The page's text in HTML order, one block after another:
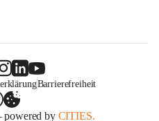
Barrierefreiheit
by CITIES.